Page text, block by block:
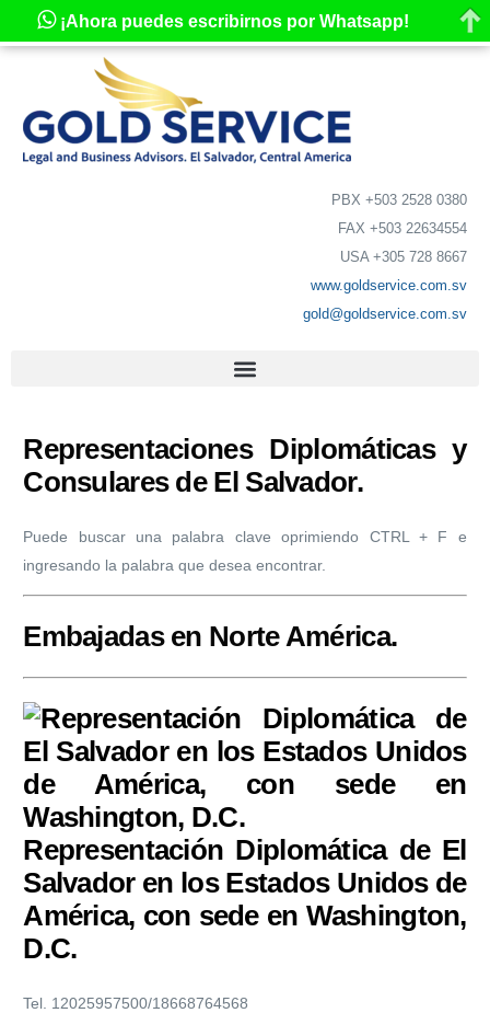
PBX +503 2528 0380
FAX +503 22634554
USA +305 728 8667
www.goldservice.com.sv
gold@goldservice.com.sv
Representaciones Diplomáticas y
Consulares de El Salvador.
Puede buscar una palabra clave oprimiendo CTRL + F e
ingresando la palabra que desea encontrar.
Embajadas en Norte América.
Representación Diplomática de El
Salvador en los Estados Unidos de
América, con sede en Washington,
D.C.
Tel. 12025957500/18668764568
¡Ahora puedes escribirnos por Whatsapp!